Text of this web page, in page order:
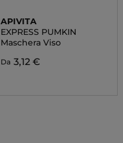
APIVITA
EXPRESS PUMKIN
Maschera Viso
Da 3,12 €